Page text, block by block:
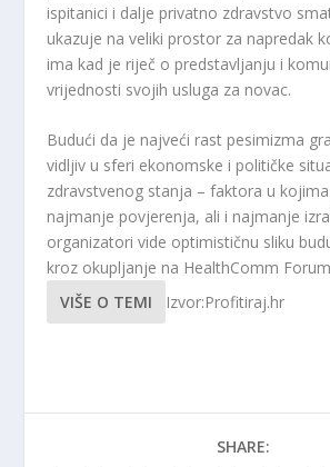
ispitanici i dalje privatno zdravstvo
ukazuje na veliki prostor za napredak
ima kad je riječ o predstavljanju i
vrijednosti svojih usluga za novac.
Budući da je najveći rast pesimizma
vidljiv u sferi ekonomske i političke
zdravstvenog stanja – faktora u
najmanje povjerenja, ali i najmanje
organizatori vide optimističnu sliku
kroz okupljanje na HealthComm
VIŠE O TEMI
Izvor:Profitiraj.hr
SHARE: